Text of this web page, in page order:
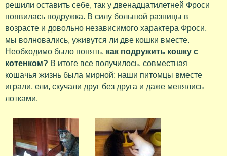
решили оставить себе, так у двенадцатилетней Фроси
появилась подружка. В силу большой разницы в
возрасте и довольно независимого характера Фроси,
мы волновались, уживутся ли две кошки вместе.
Необходимо было понять, как подружить кошку с
котенком? В итоге все получилось, совместная
кошачья жизнь была мирной: наши питомцы вместе
играли, ели, скучали друг без друга и даже менялись
лотками.